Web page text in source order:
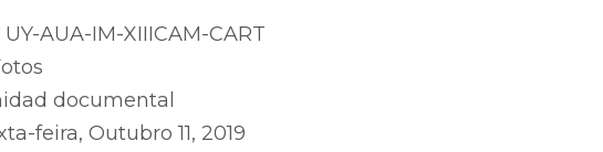
UY-AUA-IM-XIIICAM-CART
documental
feira, Outubro 11, 2019